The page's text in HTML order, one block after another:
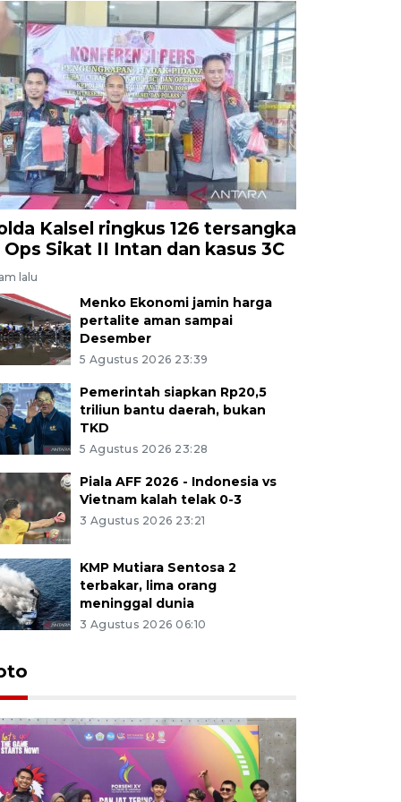
Kalsel ringkus 126 tersangka
Ops Sikat II Intan dan kasus 3C
lalu
Menko Ekonomi jamin harga
pertalite aman sampai
Desember
5 Agustus 2026 23:39
Pemerintah siapkan Rp20,5
triliun bantu daerah, bukan
TKD
5 Agustus 2026 23:28
Piala AFF 2026 - Indonesia vs
Vietnam kalah telak 0-3
3 Agustus 2026 23:21
KMP Mutiara Sentosa 2
terbakar, lima orang
meninggal dunia
3 Agustus 2026 06:10